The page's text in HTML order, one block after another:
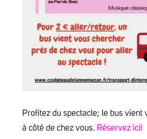
Profitez du spectacle; le bus vient
à côté de chez vous. Réservez ici!